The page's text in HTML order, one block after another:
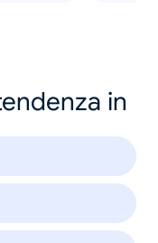
in